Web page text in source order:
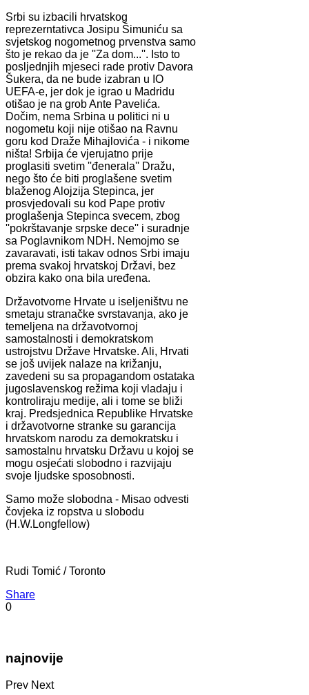
Srbi su izbacili hrvatskog
reprezerntativca Josipu Šimuniću sa
svjetskog nogometnog prvenstva samo
što je rekao da je ''Za dom...''. Isto to
posljednjih mjeseci rade protiv Davora
Šukera, da ne bude izabran u IO
UEFA-e, jer dok je igrao u Madridu
otišao je na grob Ante Pavelića.
Dočim, nema Srbina u politici ni u
nogometu koji nije otišao na Ravnu
goru kod Draže Mihajlovića - i nikome
ništa! Srbija će vjerujatno prije
proglasiti svetim ''đenerala'' Dražu,
nego što će biti proglašene svetim
blaženog Alojzija Stepinca, jer
prosvjedovali su kod Pape protiv
proglašenja Stepinca svecem, zbog
''pokrštavanje srpske dece'' i suradnje
sa Poglavnikom NDH. Nemojmo se
zavaravati, isti takav odnos Srbi imaju
prema svakoj hrvatskoj Državi, bez
obzira kako ona bila uređena.
Državotvorne Hrvate u iseljeništvu ne
smetaju stranačke svrstavanja, ako je
temeljena na državotvornoj
samostalnosti i demokratskom
ustrojstvu Države Hrvatske. Ali, Hrvati
se još uvijek nalaze na križanju,
zavedeni su sa propagandom ostataka
jugoslavenskog režima koji vladaju i
kontroliraju medije, ali i tome se bliži
kraj. Predsjednica Republike Hrvatske
i državotvorne stranke su garancija
hrvatskom narodu za demokratsku i
samostalnu hrvatsku Državu u kojoj se
mogu osjećati slobodno i razvijaju
svoje ljudske sposobnosti.
Samo može slobodna - Misao odvesti
čovjeka iz ropstva u slobodu
(H.W.Longfellow)
Rudi Tomić / Toronto
Share
0
najnovije
Prev Next